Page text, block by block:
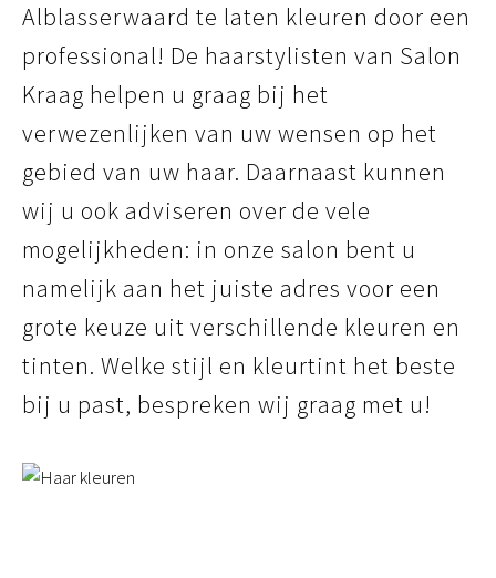
Alblasserwaard te laten kleuren door een
professional! De haarstylisten van Salon
Kraag helpen u graag bij het
verwezenlijken van uw wensen op het
gebied van uw haar. Daarnaast kunnen
wij u ook adviseren over de vele
mogelijkheden: in onze salon bent u
namelijk aan het juiste adres voor een
grote keuze uit verschillende kleuren en
tinten. Welke stijl en kleurtint het beste
bij u past, bespreken wij graag met u!